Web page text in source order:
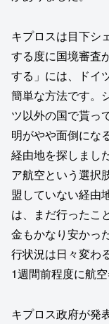
キプロスは目下シ
する度に国境審査
する」には、ドイ
簡単な方法です。
ツ以外の国で貰っ
明がやや面倒にな
経由地を探しまし
ア航空という選択
盟していない経由
は、まだ行ったこ
金もかなり安かっ
行状況は日々変わ
1週間前程度に航
キプロス政府が発